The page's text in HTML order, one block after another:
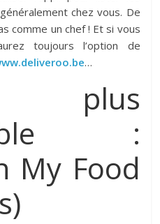
chez vous. De
comme un chef ! Et si vous
toujours l’option de
…
:
My Food